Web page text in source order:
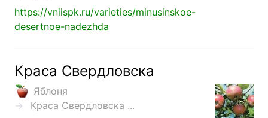
https://vniispk.ru/varieties/minusinskoe-
desertnoe-nadezhda
Краса Свердловска
Яблоня
Краса Свердловска ...